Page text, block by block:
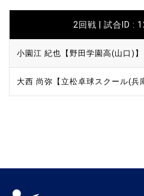
2回戦 | 試合ID :
小園江 紀也【野田学園高(山口)】
大西 尚弥【立松卓球スクール(兵